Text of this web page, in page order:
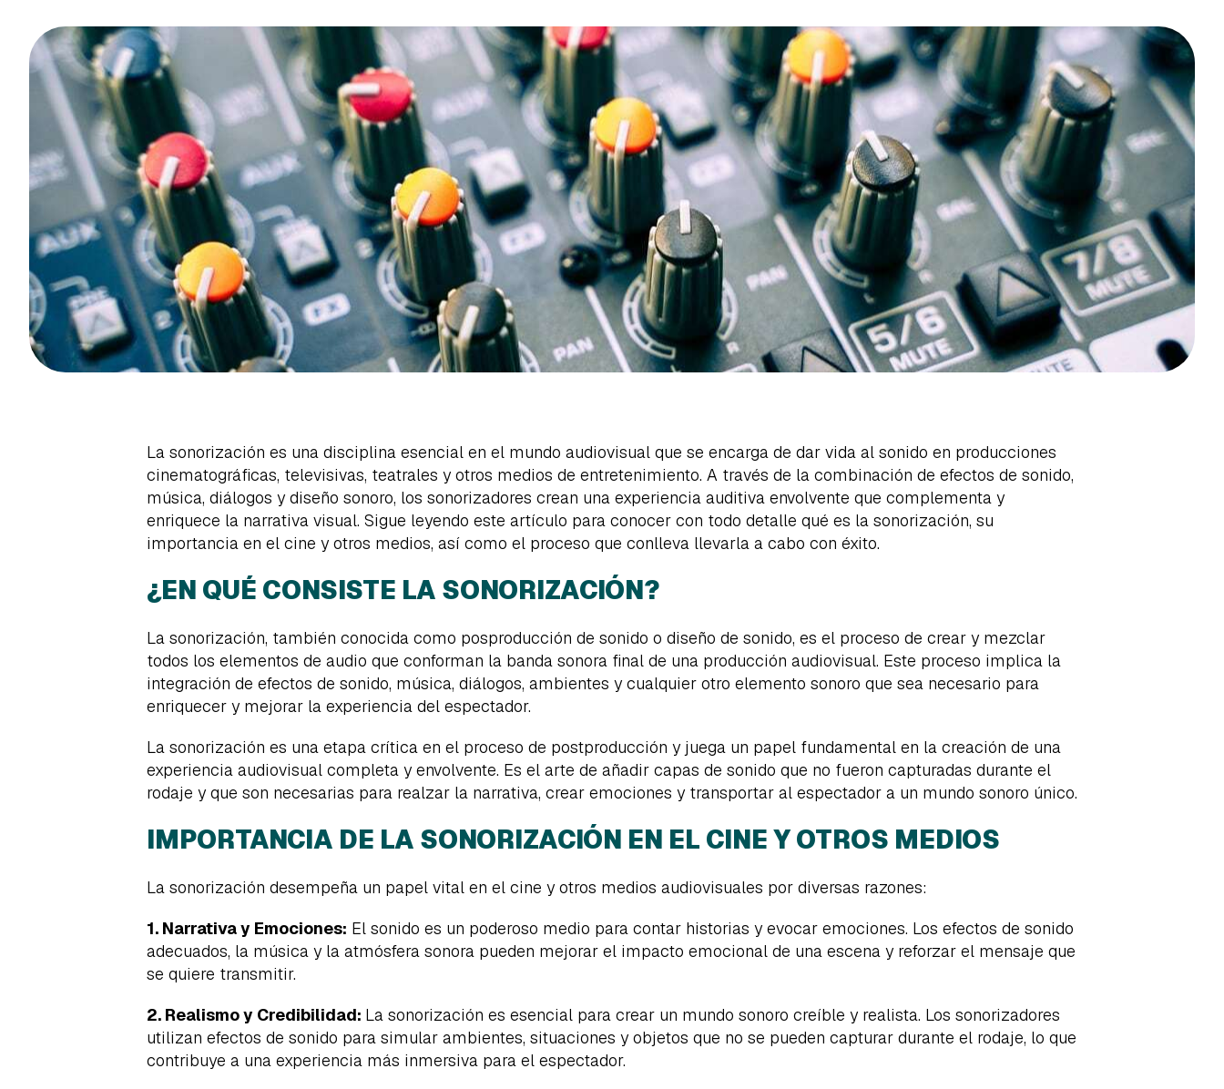
La sonorización es una disciplina esencial en el mundo audiovisual que se encarga de dar vida al sonido en producciones
cinematográficas, televisivas, teatrales y otros medios de entretenimiento. A través de la combinación de efectos de sonido,
música, diálogos y diseño sonoro, los sonorizadores crean una experiencia auditiva envolvente que complementa y
enriquece la narrativa visual. Sigue leyendo este artículo para conocer con todo detalle qué es la sonorización, su
importancia en el cine y otros medios, así como el proceso que conlleva llevarla a cabo con éxito.
¿EN QUÉ CONSISTE LA SONORIZACIÓN?
La sonorización, también conocida como posproducción de sonido o diseño de sonido, es el proceso de crear y mezclar
todos los elementos de audio que conforman la banda sonora final de una producción audiovisual. Este proceso implica la
integración de efectos de sonido, música, diálogos, ambientes y cualquier otro elemento sonoro que sea necesario para
enriquecer y mejorar la experiencia del espectador.
La sonorización es una etapa crítica en el proceso de postproducción y juega un papel fundamental en la creación de una
experiencia audiovisual completa y envolvente. Es el arte de añadir capas de sonido que no fueron capturadas durante el
rodaje y que son necesarias para realzar la narrativa, crear emociones y transportar al espectador a un mundo sonoro único.
IMPORTANCIA DE LA SONORIZACIÓN EN EL CINE Y OTROS MEDIOS
La sonorización desempeña un papel vital en el cine y otros medios audiovisuales por diversas razones:
1. Narrativa y Emociones: El sonido es un poderoso medio para contar historias y evocar emociones. Los efectos de sonido
adecuados, la música y la atmósfera sonora pueden mejorar el impacto emocional de una escena y reforzar el mensaje que
se quiere transmitir.
2. Realismo y Credibilidad: La sonorización es esencial para crear un mundo sonoro creíble y realista. Los sonorizadores
utilizan efectos de sonido para simular ambientes, situaciones y objetos que no se pueden capturar durante el rodaje, lo que
contribuye a una experiencia más inmersiva para el espectador.